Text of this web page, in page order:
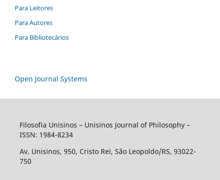
Para Leitores
Para Autores
Para Bibliotecários
Open Journal Systems
Filosofia Unisinos – Unisinos Journal of Philosophy –
ISSN: 1984-8234
Av. Unisinos, 950, Cristo Rei, São Leopoldo/RS, 93022-
750